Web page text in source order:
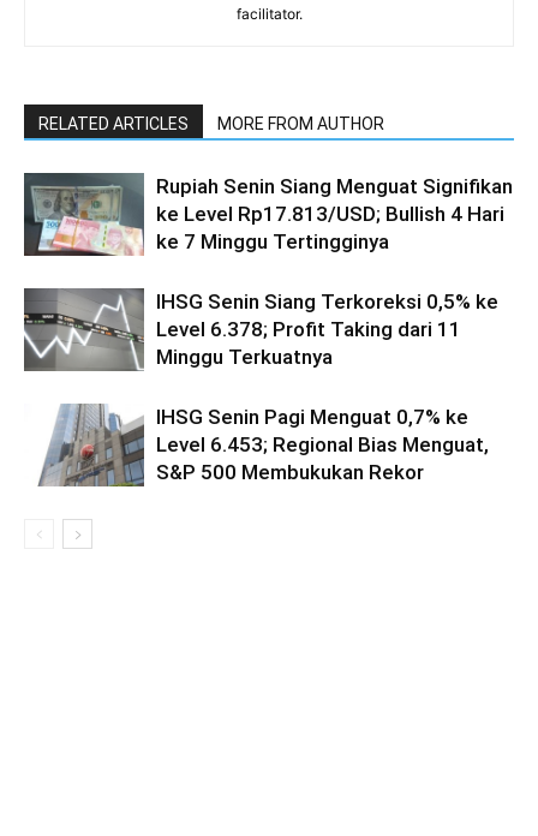
facilitator.
RELATED ARTICLES MORE FROM AUTHOR
Rupiah Senin Siang Menguat Signifikan
ke Level Rp17.813/USD; Bullish 4 Hari
ke 7 Minggu Tertingginya
IHSG Senin Siang Terkoreksi 0,5% ke
Level 6.378; Profit Taking dari 11
Minggu Terkuatnya
IHSG Senin Pagi Menguat 0,7% ke
Level 6.453; Regional Bias Menguat,
S&P 500 Membukukan Rekor